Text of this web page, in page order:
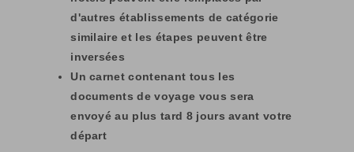
d'autres établissements de catégorie
similaire et les étapes peuvent être
inversées
Un carnet contenant tous les
documents de voyage vous sera
envoyé au plus tard 8 jours avant votre
départ